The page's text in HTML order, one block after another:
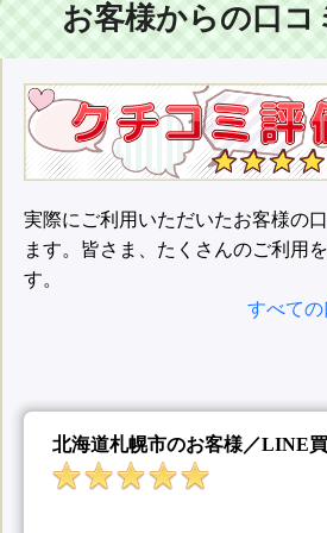
お客様からの口コ
実際にご利用いただいたお客様の
ます。皆さま、たくさんのご利用
す。
すべての
北海道札幌市のお客様／LINE